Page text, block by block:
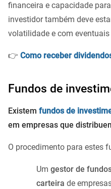
financeira e capacidade
investidor também deve
volatilidade e com
👉 Como receber
Fundos de
Existem fundos de
em empresas que
O procedimento para estes
Um gestor de
carteira de